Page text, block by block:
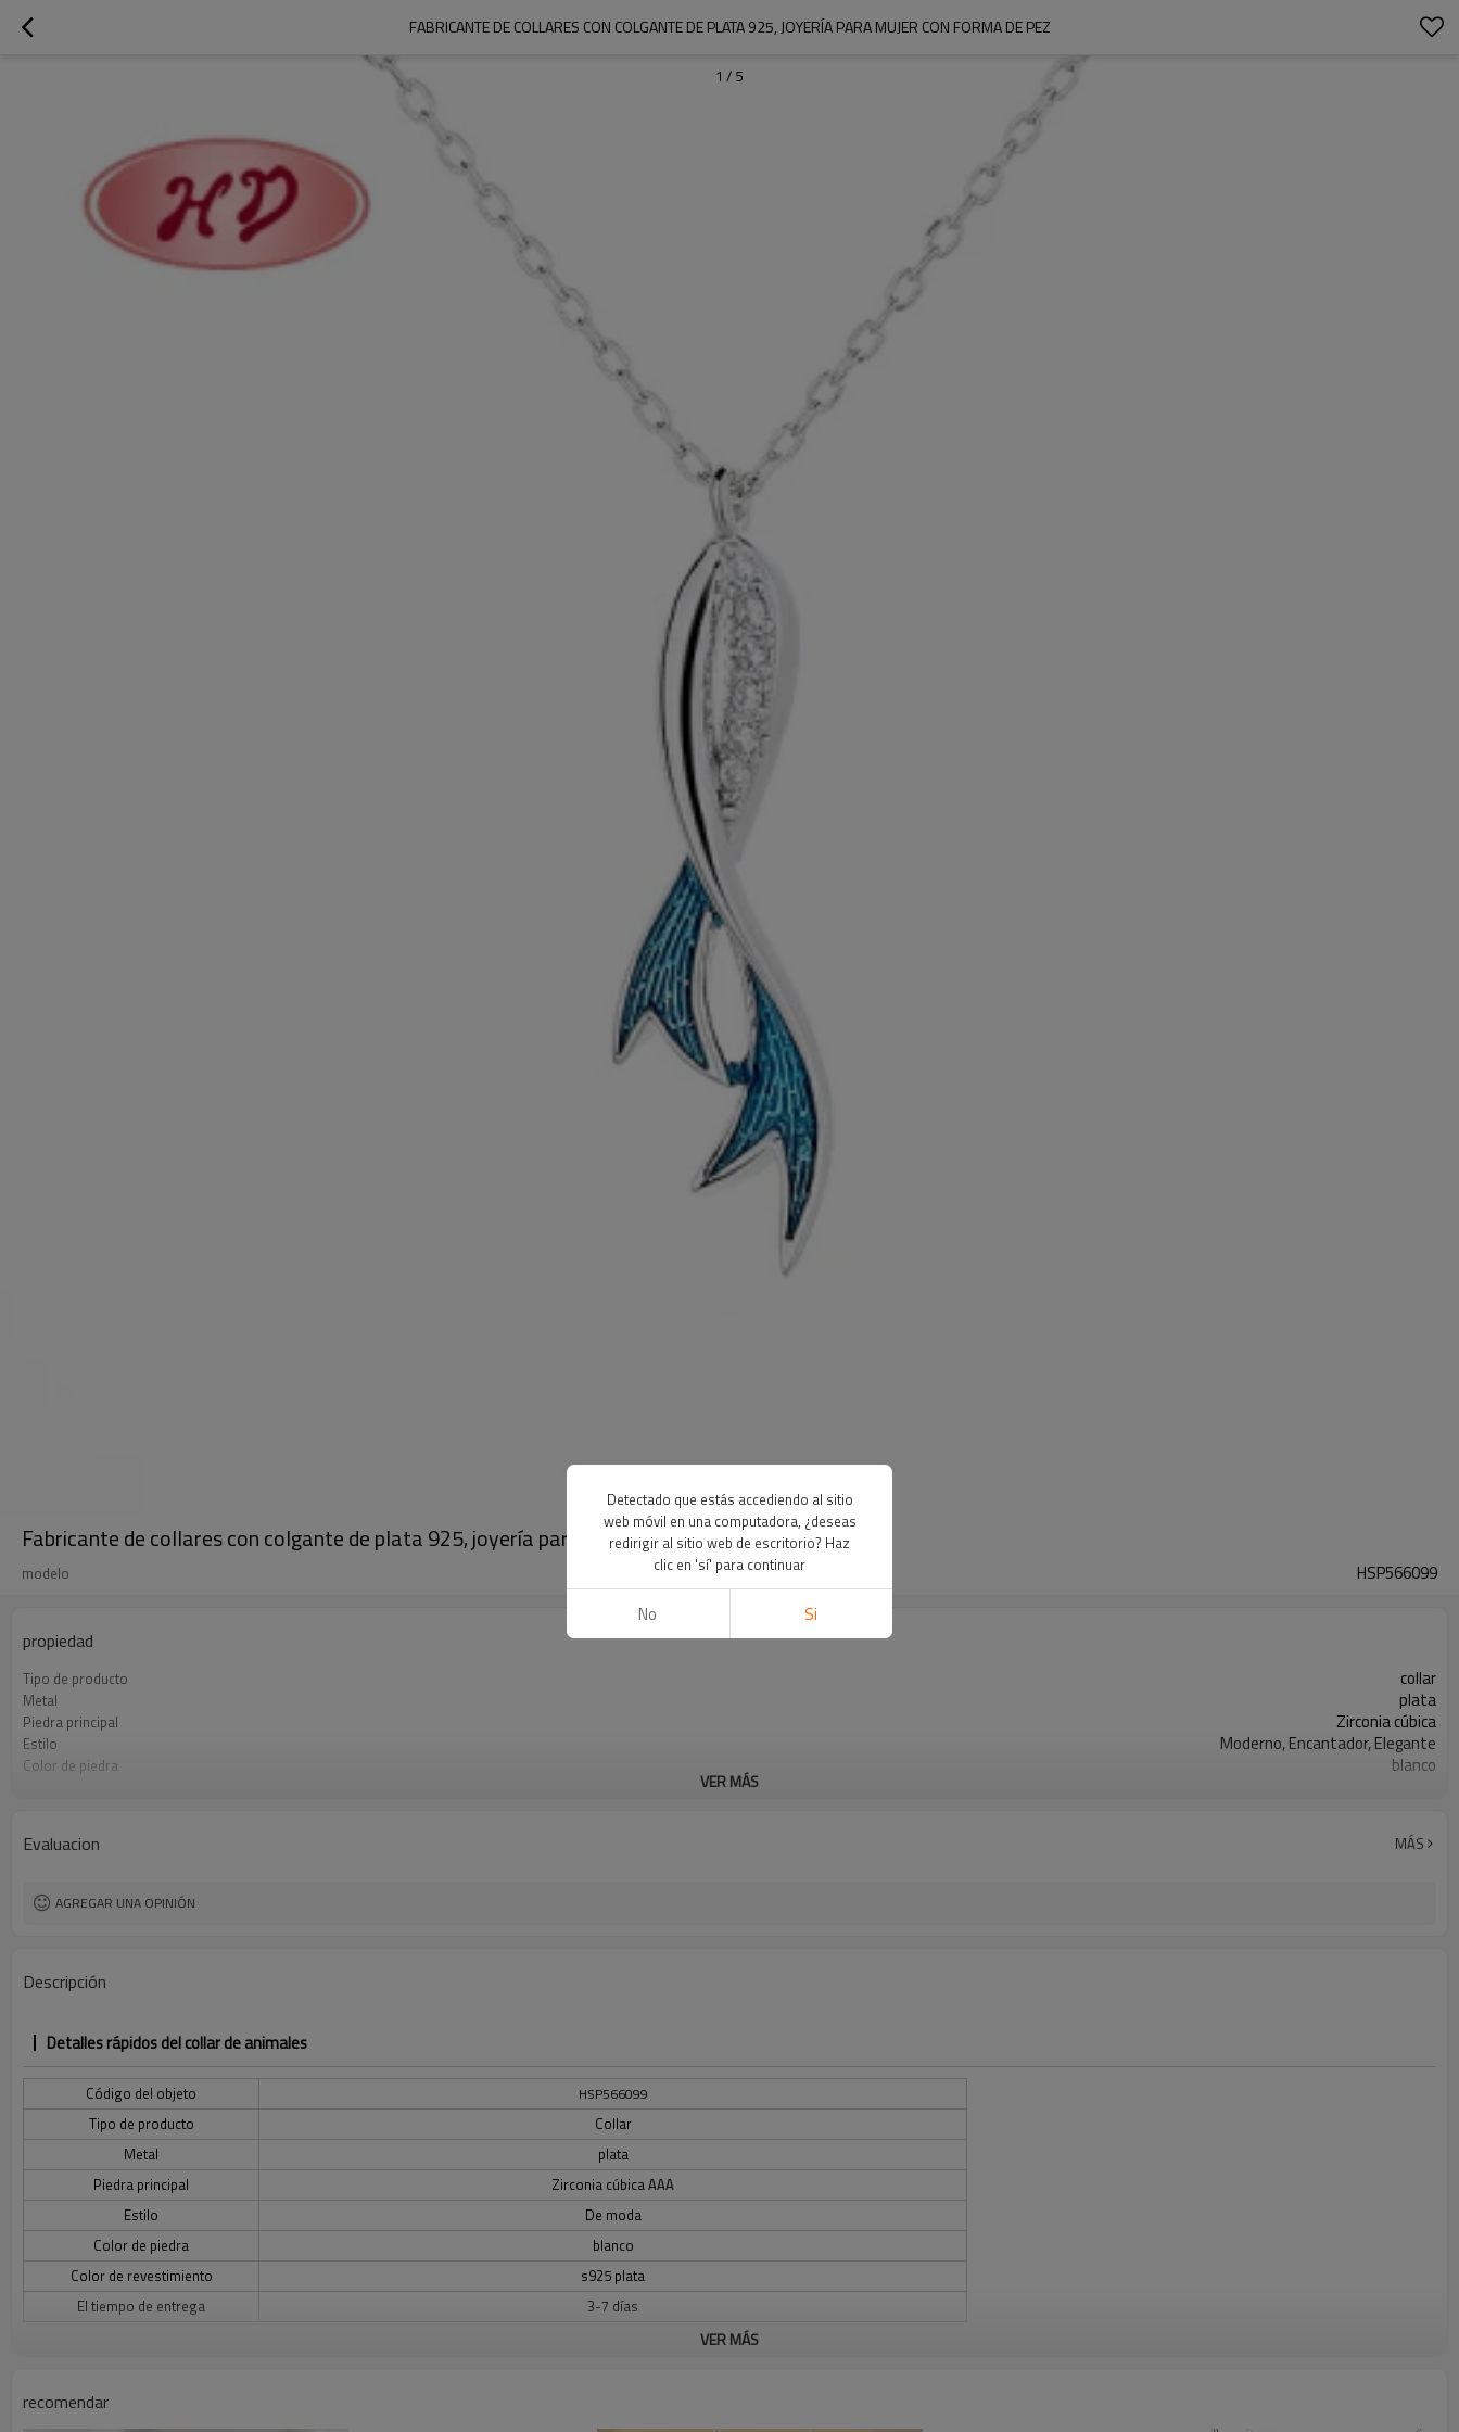
FABRICANTE DE COLLARES CON COLGANTE DE PLATA 925, JOYERÍA PARA MUJER CON FORMA DE PEZ
1 / 5
Fabricante de collares con colgante de plata 925, joyería para mujer con forma de pez
modelo HSP566099
propiedad
Tipo de producto collar
Metal plata
Piedra principal Zirconia cúbica
Estilo Moderno, Encantador, Elegante
Color de piedra blanco
VER MÁS
Evaluacion MÁS
AGREGAR UNA OPINIÓN
Descripción
Detalles rápidos del collar de animales
Código del objeto HSP566099
Tipo de producto
Collar
Metal
plata
Piedra principal
Zirconia cúbica AAA
Estilo
De moda
Color de piedra
blanco
Color de revestimiento
s925 plata
El tiempo de entrega
3-7 días
VER MÁS
recomendar
Detectado que estás accediendo al sitio
web móvil en una computadora, ¿deseas
redirigir al sitio web de escritorio? Haz
clic en 'sí' para continuar
No Si